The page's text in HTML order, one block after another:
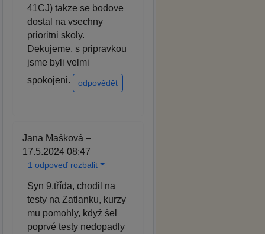
41CJ) takze se bodove
dostal na vsechny
prioritni skoly.
Dekujeme, s pripravkou
jsme byli velmi
spokojeni.
odpovědět
Jana Mašková –
17.5.2024 08:47
1 odpoveď rozbalit
Syn 9.třída, chodil na
testy na Zatlanku, kurzy
mu pomohly, když šel
poprvé testy nedopadly